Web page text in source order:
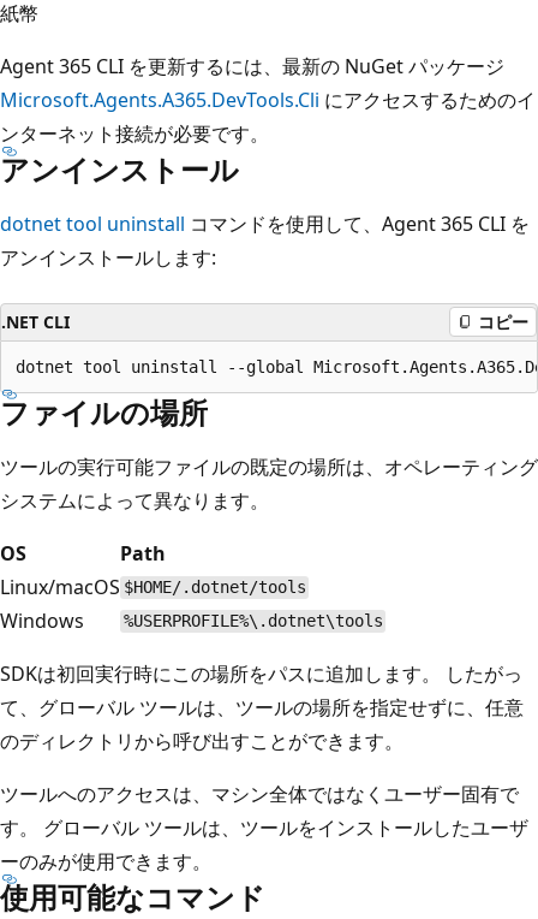
紙幣
Agent 365 CLI を更新するには、最新の NuGet パッケージ
Microsoft.Agents.A365.DevTools.Cli にアクセスするためのイ
ンターネット接続が必要です。
アンインストール
dotnet tool uninstall コマンドを使用して、Agent 365 CLI を
アンインストールします:
.NET CLI コピー
ファイルの場所
ツールの実行可能ファイルの既定の場所は、オペレーティング
システムによって異なります。
OS
Path
Linux/macOS $HOME/.dotnet/tools
Windows %USERPROFILE%\.dotnet\tools
SDKは初回実行時にこの場所をパスに追加します。 したがっ
て、グローバル ツールは、ツールの場所を指定せずに、任意
のディレクトリから呼び出すことができます。
ツールへのアクセスは、マシン全体ではなくユーザー固有で
す。 グローバル ツールは、ツールをインストールしたユーザ
ーのみが使用できます。
使用可能なコマンド